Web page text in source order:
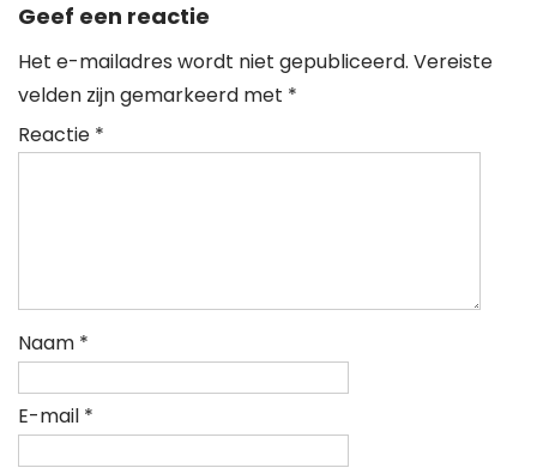
Geef een reactie
Het e-mailadres wordt niet gepubliceerd. Vereiste
velden zijn gemarkeerd met *
Reactie *
Naam *
E-mail *